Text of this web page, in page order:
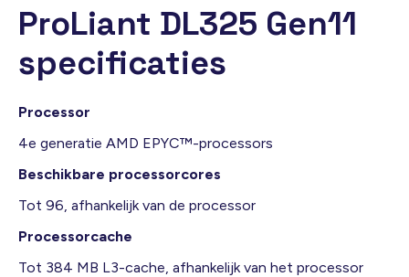
ProLiant DL325 Gen11
specificaties
Processor
4e generatie AMD EPYC™-processors
Beschikbare processorcores
Tot 96, afhankelijk van de processor
Processorcache
Tot 384 MB L3-cache, afhankelijk van het processor